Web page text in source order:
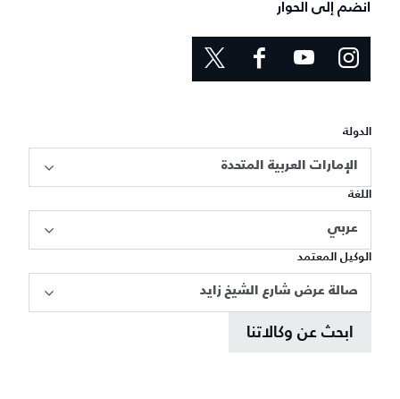
انضم إلى الحوار
الدولة
الإمارات العربية المتحدة
اللغة
عربي
الوكيل المعتمد
صالة عرض شارع الشيخ زايد
ابحث عن وكالاتنا